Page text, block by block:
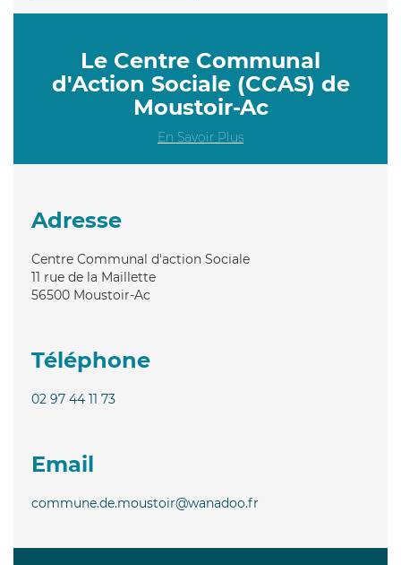
Le Centre Communal
d'Action Sociale (CCAS) de
Moustoir-Ac
En Savoir Plus
Adresse
Centre Communal d'action Sociale
11 rue de la Maillette
56500 Moustoir-Ac
Téléphone
02 97 44 11 73
Email
commune.de.moustoir@wanadoo.fr